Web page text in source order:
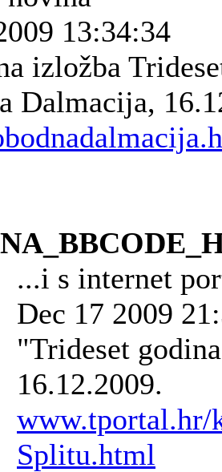
13:34:34
izložba
Dalmacija,
...i s internet
Dec 17 2009
"Trideset
16.12.2009.
www.tportal.hr/
Splitu.html